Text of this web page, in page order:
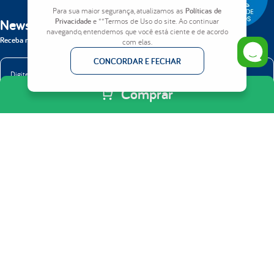
Para sua maior segurança, atualizamos as Políticas de
Privacidadee **Termos de Uso do site. Ao continuar
navegando, entendemos que você está ciente e de acordo
com elas.
CONCORDAR E FECHAR
Comprar
Newsletter
Receba nossas novidades em primeira mão.
ENVIAR